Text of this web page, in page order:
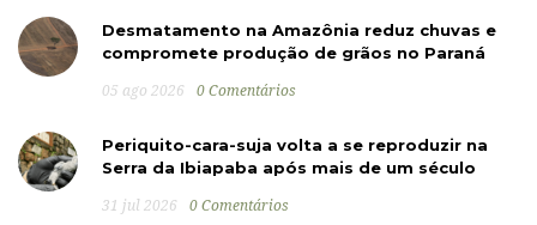
Desmatamento na Amazônia reduz chuvas e
compromete produção de grãos no Paraná
05 ago 2026 0 Comentários
Periquito-cara-suja volta a se reproduzir na
Serra da Ibiapaba após mais de um século
31 jul 2026 0 Comentários